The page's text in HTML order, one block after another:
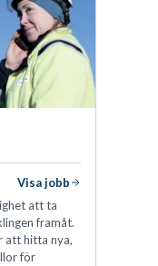
en unik,
nordisk
Stockholm är
Visa jobb
att ta
framåt.
att hitta nya,
för